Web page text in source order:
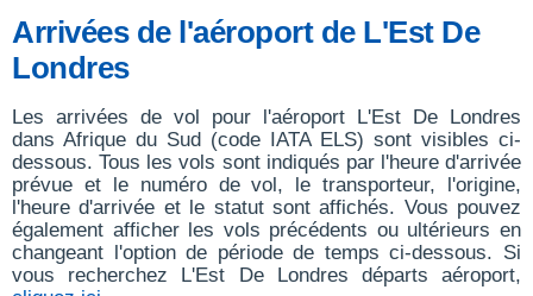
Arrivées de l'aéroport de L'Est De
Londres
Les arrivées de vol pour l'aéroport L'Est De Londres
dans Afrique du Sud (code IATA ELS) sont visibles ci-
dessous. Tous les vols sont indiqués par l'heure d'arrivée
prévue et le numéro de vol, le transporteur, l'origine,
l'heure d'arrivée et le statut sont affichés. Vous pouvez
également afficher les vols précédents ou ultérieurs en
changeant l'option de période de temps ci-dessous. Si
vous recherchez L'Est De Londres départs aéroport,